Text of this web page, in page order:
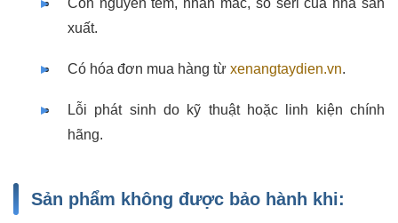
Còn nguyên tem, nhãn mác, số seri của nhà sản
xuất.
Có hóa đơn mua hàng từ xenangtaydien.vn.
Lỗi phát sinh do kỹ thuật hoặc linh kiện chính
hãng.
Sản phẩm không được bảo hành khi: